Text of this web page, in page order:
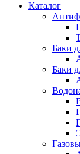
Каталог
Баки
Баки